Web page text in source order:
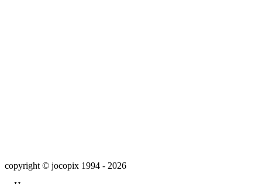
copyright © jocopix 1994 - 2026